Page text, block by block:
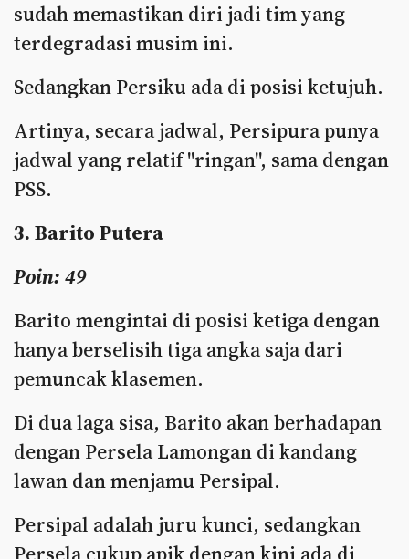
sudah memastikan diri jadi tim yang
terdegradasi musim ini.
Sedangkan Persiku ada di posisi ketujuh.
Artinya, secara jadwal, Persipura punya
jadwal yang relatif "ringan", sama dengan
PSS.
3. Barito Putera
Poin: 49
Barito mengintai di posisi ketiga dengan
hanya berselisih tiga angka saja dari
pemuncak klasemen.
Di dua laga sisa, Barito akan berhadapan
dengan Persela Lamongan di kandang
lawan dan menjamu Persipal.
Persipal adalah juru kunci, sedangkan